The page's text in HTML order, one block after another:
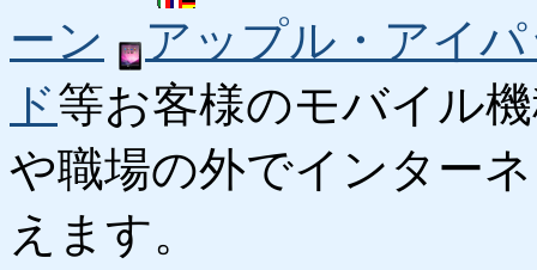
ーン
アップル・アイ
ド等お客様のモバイル
や職場の外でインター
えます。